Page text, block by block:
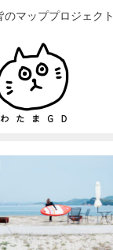
のマッププロジェクト